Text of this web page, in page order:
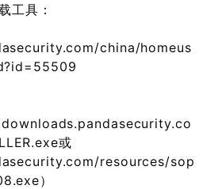
工具：
china/homeus
或
resources/sop
）